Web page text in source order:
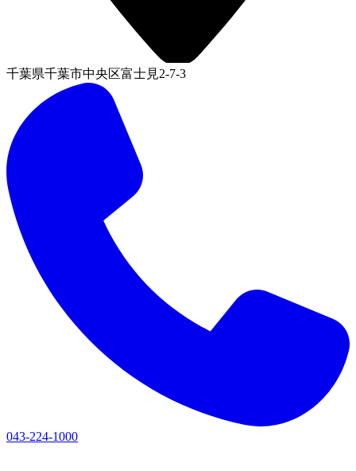
千葉県千葉市中央区富士見2-7-3
043-224-1000